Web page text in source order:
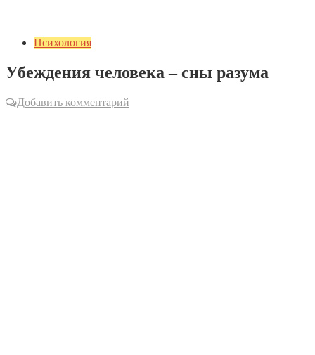
Психология
Убеждения человека – сны разума
Добавить комментарий